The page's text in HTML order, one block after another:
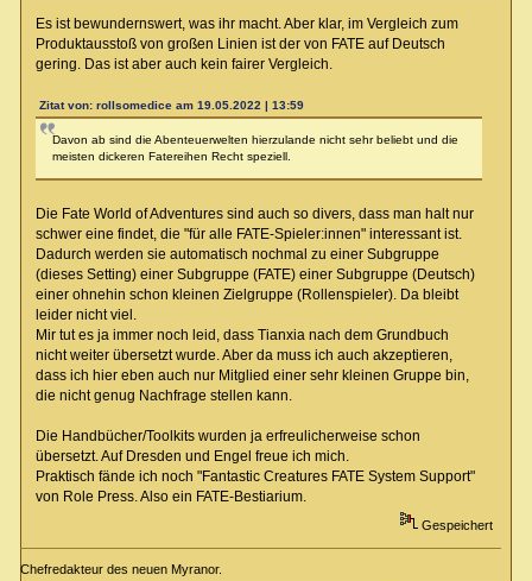
Es ist bewundernswert, was ihr macht. Aber klar, im Vergleich zum
Produktausstoß von großen Linien ist der von FATE auf Deutsch
gering. Das ist aber auch kein fairer Vergleich.
Zitat von: rollsomedice am 19.05.2022 | 13:59
Davon ab sind die Abenteuerwelten hierzulande nicht sehr beliebt und die
meisten dickeren Fatereihen Recht speziell.
Die Fate World of Adventures sind auch so divers, dass man halt nur
schwer eine findet, die "für alle FATE-Spieler:innen" interessant ist.
Dadurch werden sie automatisch nochmal zu einer Subgruppe
(dieses Setting) einer Subgruppe (FATE) einer Subgruppe (Deutsch)
einer ohnehin schon kleinen Zielgruppe (Rollenspieler). Da bleibt
leider nicht viel.
Mir tut es ja immer noch leid, dass Tianxia nach dem Grundbuch
nicht weiter übersetzt wurde. Aber da muss ich auch akzeptieren,
dass ich hier eben auch nur Mitglied einer sehr kleinen Gruppe bin,
die nicht genug Nachfrage stellen kann.
Die Handbücher/Toolkits wurden ja erfreulicherweise schon
übersetzt. Auf Dresden und Engel freue ich mich.
Praktisch fände ich noch "Fantastic Creatures FATE System Support"
von Role Press. Also ein FATE-Bestiarium.
Gespeichert
Chefredakteur des neuen Myranor.